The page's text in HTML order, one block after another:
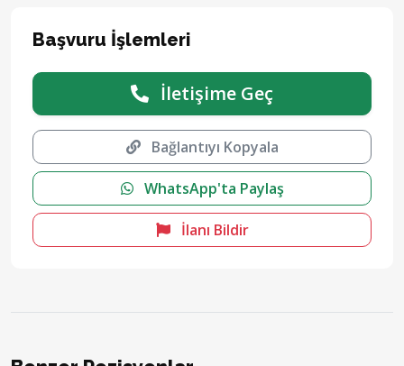
Başvuru İşlemleri
İletişime Geç
Bağlantıyı Kopyala
WhatsApp'ta Paylaş
İlanı Bildir